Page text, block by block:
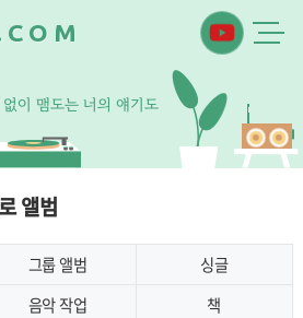
C O M
없이 맴도는 너의 얘기도
앨범
그룹 앨범
싱글
음악 작업 책